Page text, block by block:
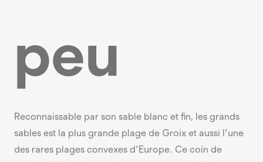
peu
Reconnaissable par son sable blanc et fin, les grands
sables est la plus grande plage de Groix et aussi l’une
des rares plages convexes d’Europe. Ce coin de